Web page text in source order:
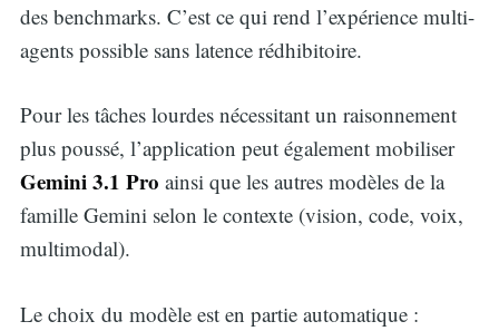
des benchmarks. C’est ce qui rend l’expérience multi-
agents possible sans latence rédhibitoire.
Pour les tâches lourdes nécessitant un raisonnement
plus poussé, l’application peut également mobiliser
Gemini 3.1 Pro ainsi que les autres modèles de la
famille Gemini selon le contexte (vision, code, voix,
multimodal).
Le choix du modèle est en partie automatique :